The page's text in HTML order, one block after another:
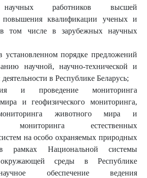
научных работников высшей
повышения квалификации ученых и
в том числе в зарубежных научных
установленном порядке предложений
научной, научно-технической и
в Республике Беларусь;
и проведение мониторинга
и геофизического мониторинга,
животного мира и
мониторинга естественных
на особо охраняемых природных
рамках Национальной системы
среды в Республике
обеспечение ведения